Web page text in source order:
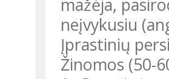
mažėja,
neįvykusiu
Įprastinių
Žinomos (50-